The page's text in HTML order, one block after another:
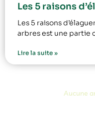
Les 5 raisons
Les 5 raisons
arbres est une partie
Lire la suite »
Aucune